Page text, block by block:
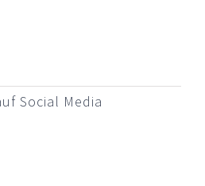
Social Media